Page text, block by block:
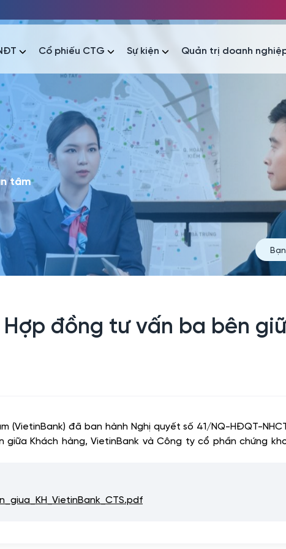
Công bố thông tin Sự kiện
Cổ phiếu CTG Sự kiện Quản trị doanh
Công bố thông tin Tài liệu
tâm
đồng tư vấn ba bên
đã ban hành Nghị quyết số 41/NQ-HĐQT-
Khách hàng, VietinBank và Công ty cổ phần chứng